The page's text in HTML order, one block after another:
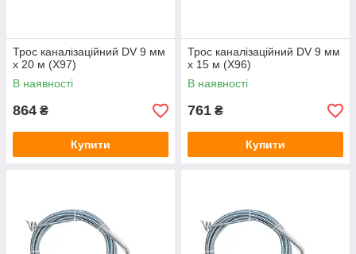
Трос каналізаційний DV 9 мм
x 20 м (Х97)
В наявності
864 ₴
Купити
Трос каналізаційний DV 9 мм
x 15 м (X96)
В наявності
761 ₴
Купити